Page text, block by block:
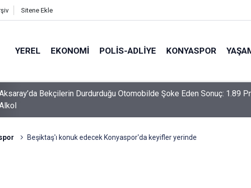
Sitene Ekle
YEREL EKONOMI POLİS-ADLİYE KONYASPOR
Haymana-Konya hattı bölünmüş yol oluyor
Beşiktaş'ı konuk edecek Konyaspor'da keyifler yerinde